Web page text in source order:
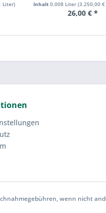
Liter) Inhalt0.008 Liter(3.250,00
26,00 € *
wenn nicht